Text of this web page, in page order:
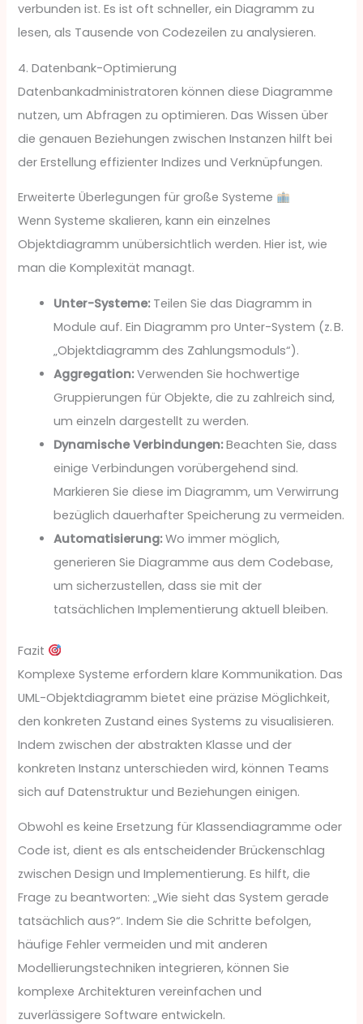
verbunden ist. Es ist oft schneller, ein Diagramm zu
lesen, als Tausende von Codezeilen zu analysieren.
4. Datenbank-Optimierung
Datenbankadministratoren können diese Diagramme
nutzen, um Abfragen zu optimieren. Das Wissen über
die genauen Beziehungen zwischen Instanzen hilft bei
der Erstellung effizienter Indizes und Verknüpfungen.
Erweiterte Überlegungen für große Systeme
Wenn Systeme skalieren, kann ein einzelnes
Objektdiagramm unübersichtlich werden. Hier ist, wie
man die Komplexität managt.
Unter-Systeme:Teilen Sie das Diagramm in
Module auf. Ein Diagramm pro Unter-System (z. B.
„Objektdiagramm des Zahlungsmoduls“).
Aggregation:Verwenden Sie hochwertige
Gruppierungen für Objekte, die zu zahlreich sind,
um einzeln dargestellt zu werden.
Dynamische Verbindungen:Beachten Sie, dass
einige Verbindungen vorübergehend sind.
Markieren Sie diese im Diagramm, um Verwirrung
bezüglich dauerhafter Speicherung zu vermeiden.
Automatisierung:Wo immer möglich,
generieren Sie Diagramme aus dem Codebase,
um sicherzustellen, dass sie mit der
tatsächlichen Implementierung aktuell bleiben.
Fazit
Komplexe Systeme erfordern klare Kommunikation. Das
UML-Objektdiagramm bietet eine präzise Möglichkeit,
den konkreten Zustand eines Systems zu visualisieren.
Indem zwischen der abstrakten Klasse und der
konkreten Instanz unterschieden wird, können Teams
sich auf Datenstruktur und Beziehungen einigen.
Obwohl es keine Ersetzung für Klassendiagramme oder
Code ist, dient es als entscheidender Brückenschlag
zwischen Design und Implementierung. Es hilft, die
Frage zu beantworten: „Wie sieht das System gerade
tatsächlich aus?“. Indem Sie die Schritte befolgen,
häufige Fehler vermeiden und mit anderen
Modellierungstechniken integrieren, können Sie
komplexe Architekturen vereinfachen und
zuverlässigere Software entwickeln.